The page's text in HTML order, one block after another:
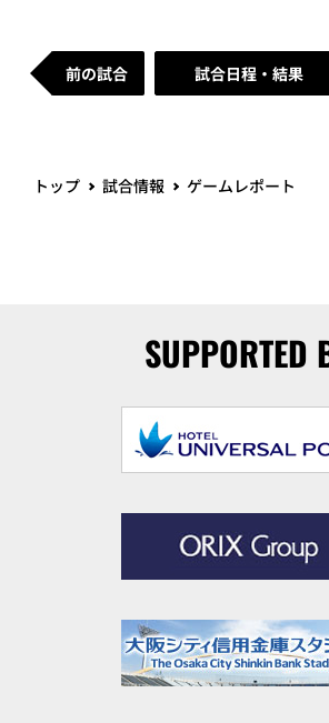
前の試合 試合日程・結果
トップ 試合情報 ゲームレポート
SUPPORTED